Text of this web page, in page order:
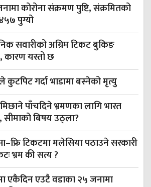
कोरोना संक्रमण पुष्टि, संक्रमितको
पुग्यो
सवारीको अग्रिम टिकट बुकिङ
यस्तो छ
कुटपिट गर्दा भाडामा बस्नेको मृत्यु
पाँचदिने भ्रमणका लागि भारत
सीमाको बिषय उठ्ला?
टिकटमा मलेसिया पठाउने सरकारी
भ्रम की सत्य ?
एकैदिन एउटै वडाका २५ जनामा